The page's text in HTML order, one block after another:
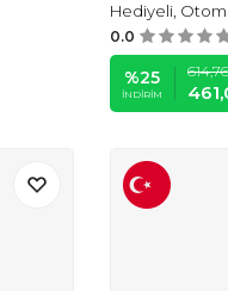
Hediyeli,
0.0
%25
İNDIRIM